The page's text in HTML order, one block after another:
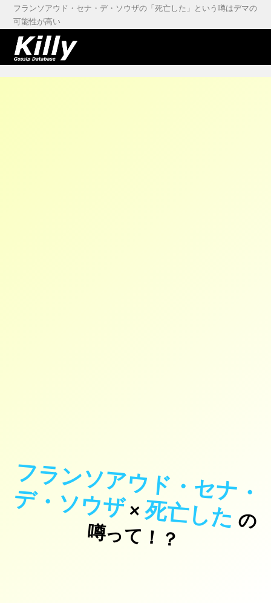
フランソアウド・セナ・デ・ソウザの「死亡した」という噂はデマの
可能性が高い
フ
ラ
ン
ソ
ア
ウ
ド
・
セ
ナ
・
デ
・
ソ
ウ
ザ×死亡した の
噂
っ
て
！
？